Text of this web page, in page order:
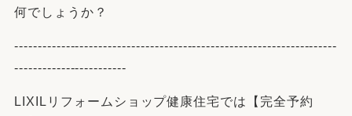
何でしょうか？
---------------------------------------------------------------------
------------------------
LIXILリフォームショップ健康住宅では【完全予約